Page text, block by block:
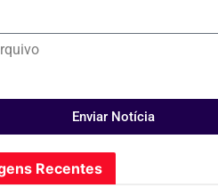
Enviar Notícia
Recentes